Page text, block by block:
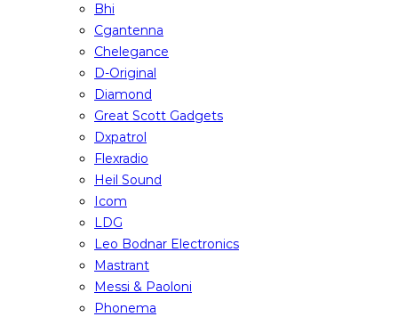
Bhi
Cgantenna
Chelegance
D-Original
Diamond
Great Scott Gadgets
Dxpatrol
Flexradio
Heil Sound
Icom
LDG
Leo Bodnar Electronics
Mastrant
Messi & Paoloni
Phonema